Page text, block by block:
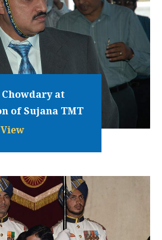
Chowdary at
of Sujana TMT
View